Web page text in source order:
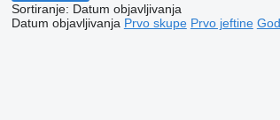
Sortiranje: Datum objavljivanja
Datum objavljivanja Prvo skupe Prvo jeftine